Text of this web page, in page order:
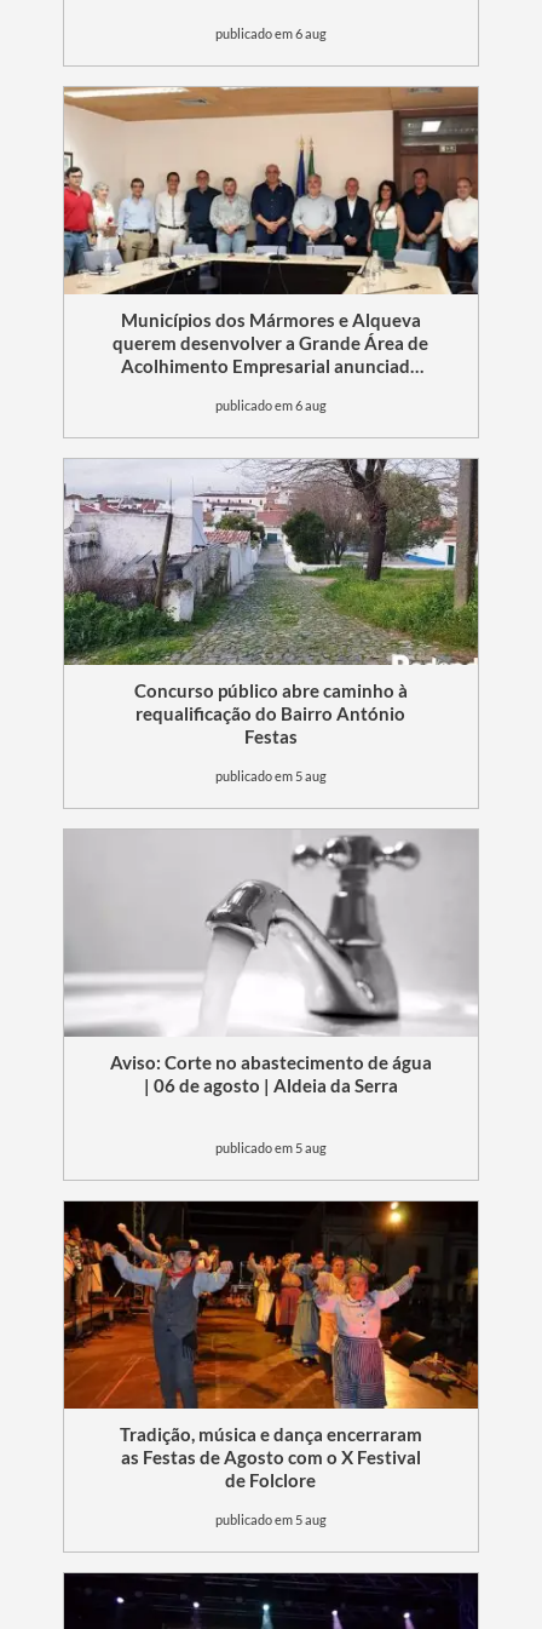
Termo de Pesquisa
Categorias gerais
Filtros
publicado em 6 aug
Municípios dos Mármores e Alqueva
querem desenvolver a Grande Área de
Acolhimento Empresarial anunciada
Alentejo
publicado em 6 aug
Concurso público abre caminho à
requalificação do Bairro António
Festas
publicado em 5 aug
Aviso: Corte no abastecimento de água
| 06 de agosto | Aldeia da Serra
publicado em 5 aug
Tradição, música e dança encerraram
as Festas de Agosto com o X Festival
de Folclore
publicado em 5 aug